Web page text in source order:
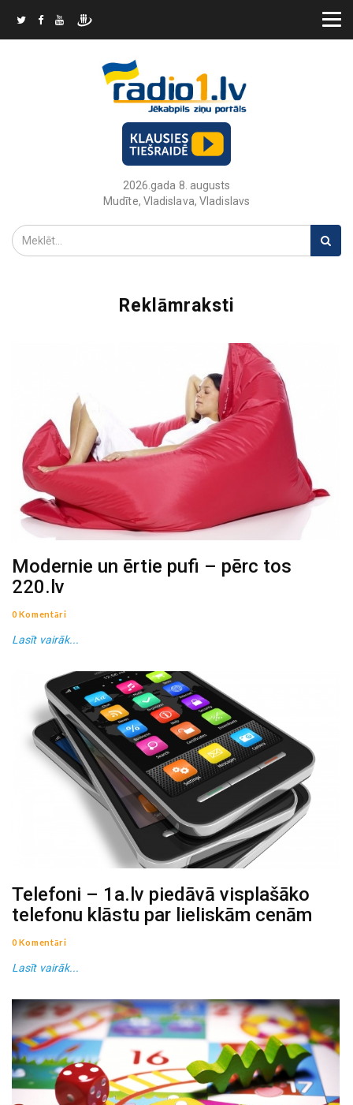
2026.gada 8. augusts
Mudīte, Vladislava, Vladislavs
Reklāmraksti
Modernie un ērtie pufi – pērc tos
220.lv
0 Komentāri
Lasīt vairāk...
Telefoni – 1a.lv piedāvā visplašāko
telefonu klāstu par lieliskām cenām
0 Komentāri
Lasīt vairāk...